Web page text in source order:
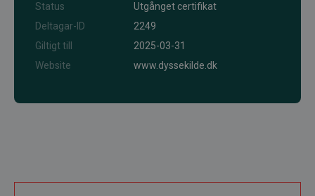
Status
Utgånget certifikat
Deltagar-ID
2249
Giltigt till
2025-03-31
Website
www.dyssekilde.dk